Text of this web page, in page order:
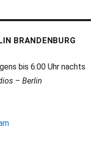
BRANDENBURG
bis 6:00 Uhr nachts
– Berlin